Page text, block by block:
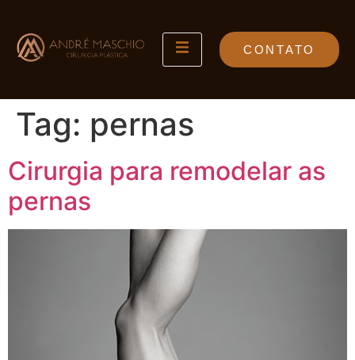
CONTATO
Tag: pernas
Cirurgia para remodelar as
pernas